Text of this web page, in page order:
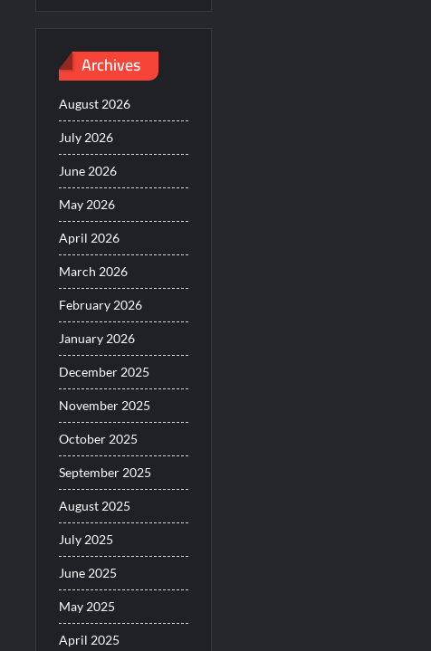
Archives
August 2026
July 2026
June 2026
May 2026
April 2026
March 2026
February 2026
January 2026
December 2025
November 2025
October 2025
September 2025
August 2025
July 2025
June 2025
May 2025
April 2025